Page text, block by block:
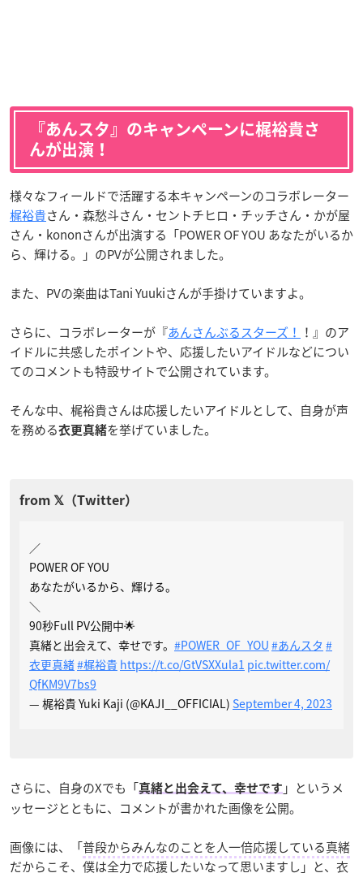
『あんスタ』のキャンペーンに梶裕貴さ
んが出演！
様々なフィールドで活躍する本キャンペーンのコラボレーター
梶裕貴さん・森愁斗さん・セントチヒロ・チッチさん・かが屋
さん・kononさんが出演する「POWER OF YOU あなたがいるか
ら、輝ける。」のPVが公開されました。
また、PVの楽曲はTani Yuukiさんが手掛けていますよ。
さらに、コラボレーターが『あんさんぶるスターズ！ ！』のア
イドルに共感したポイントや、応援したいアイドルなどについ
てのコメントも特設サイトで公開されています。
そんな中、梶裕貴さんは応援したいアイドルとして、自身が声
を務める衣更真緒を挙げていました。
／
POWER OF YOU
あなたがいるから、輝ける。
＼
90秒Full PV公開中🌟
真緒と出会えて、幸せです。 #POWER_OF_YOU #あんスタ #
衣更真緒#梶裕貴 https://t.co/GtVSXXula1 pic.twitter.com/
QfKM9V7bs9
— 梶裕貴 Yuki Kaji (@KAJI__OFFICIAL) September 4, 2023
さらに、自身のXでも「真緒と出会えて、幸せです 」というメ
ッセージとともに、コメントが書かれた画像を公開。
画像には、「普段からみんなのことを人一倍応援している真緒
だからこそ、僕は全力で応援したいなって思いますし 」と、衣